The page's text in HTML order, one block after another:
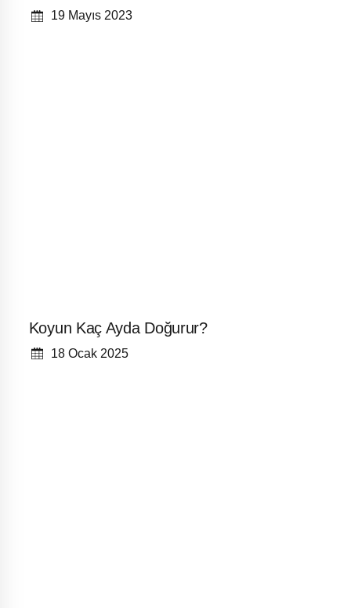
19 Mayıs 2023
Koyun Kaç Ayda Doğurur?
18 Ocak 2025